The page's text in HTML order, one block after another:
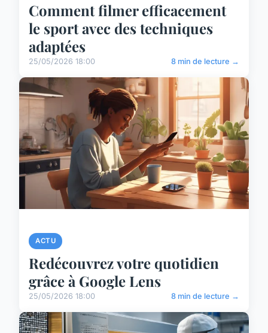
Comment filmer efficacement
le sport avec des techniques
adaptées
25/05/2026 18:00 8 min de lecture →
ACTU
Redécouvrez votre quotidien
grâce à Google Lens
25/05/2026 18:00 8 min de lecture →